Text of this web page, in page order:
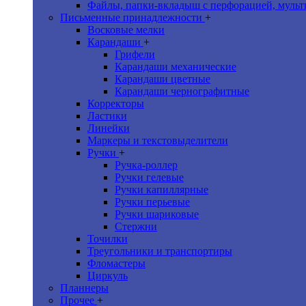
Файлы, папки-вкладыш с перфорацией,
Письменные принадлежности +
Восковые мелки
Карандаши +
Грифели
Карандаши механические
Карандаши цветные
Карандаши чернографитные
Корректоры
Ластики
Линейки
Маркеры и текстовыделители
Ручки +
Ручка-роллер
Ручки гелевые
Ручки капиллярные
Ручки перьевые
Ручки шариковые
Стержни
Точилки
Треугольники и транспортиры
Фломастеры
Циркуль
Планнеры
Прочее +